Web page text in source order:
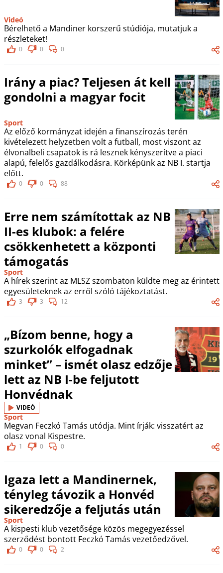
Videó
Bérelhető a Mandiner korszerű stúdiója, mutatjuk a
részleteket!
0 0 0
Irány a piac? Teljesen át kell
gondolni a magyar focit
Sport
Az előző kormányzat idején a finanszírozás terén
kivételezett helyzetben volt a futball, most viszont az
élvonalbeli csapatok is rá lesznek kényszerítve a piaci
alapú, felelős gazdálkodásra. Körképünk az NB I. startja
előtt.
0 0 88
Erre nem számítottak az NB
II-es klubok: a felére
csökkenhetett a központi
támogatás
Sport
A hírek szerint az MLSZ szombaton küldte meg az érintett
egyesületeknek az erről szóló tájékoztatást.
3 3 12
„Bízom benne, hogy a
szurkolók elfogadnak
minket” – ismét olasz edzője
lett az NB I-be feljutott
Honvédnak
VIDEÓ
Sport
Megvan Feczkó Tamás utódja. Mint írják: visszatért az
olasz vonal Kispestre.
1 0 0
Igaza lett a Mandinernek,
tényleg távozik a Honvéd
sikeredzője a feljutás után
Sport
A kispesti klub vezetősége közös megegyezéssel
szerződést bontott Feczkó Tamás vezetőedzővel.
0 0 2